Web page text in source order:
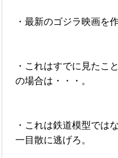
・最新のゴジラ映画を
・これはすでに見たこ
の場合は・・・。
・これは鉄道模型では
一目散に逃げろ。